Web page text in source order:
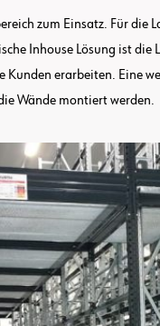
zum Einsatz. Für
Inhouse Lösung ist
Kunden erarbeiten. Eine
Wände montiert werden.